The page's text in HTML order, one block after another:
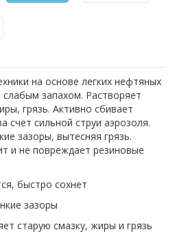
на основе легких нефтяных
запахом. Растворяет
грязь. Активно сбивает
счет сильной струи аэрозоля.
зазоры, вытесняя грязь.
и не повреждает резиновые
быстро сохнет
зазоры
старую смазку, жиры и грязь